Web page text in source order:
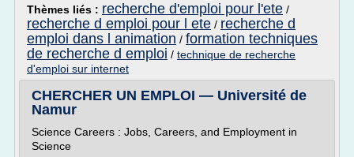
Thèmes liés : recherche d'emploi pour l'ete /
recherche d emploi pour l ete / recherche d
emploi dans l animation / formation techniques
de recherche d emploi / technique de recherche
d'emploi sur internet
CHERCHER UN EMPLOI — Université de
Namur
Science Careers : Jobs, Careers, and Employment in
Science